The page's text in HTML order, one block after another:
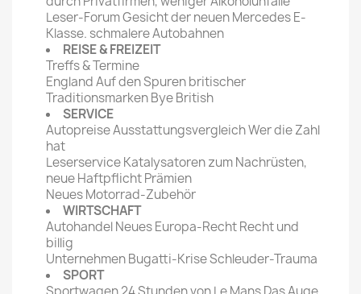
Leser-Forum Gesicht der neuen Mercedes E-
Klasse. schmalere Autobahnen
REISE & FREIZEIT
Treffs & Termine
England Auf den Spuren britischer
Traditionsmarken Bye British
SERVICE
Autopreise Ausstattungsvergleich Wer die Zahl
hat
Leserservice Katalysatoren zum Nachrüsten,
neue Haftpflicht Prämien
Neues Motorrad-Zubehör
WIRTSCHAFT
Autohandel Neues Europa-Recht Recht und
billig
Unternehmen Bugatti-Krise Schleuder-Trauma
SPORT